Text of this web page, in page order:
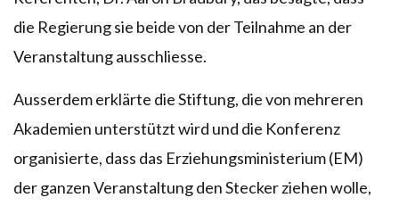
die Regierung sie beide von der Teilnahme an der
Veranstaltung ausschliesse.
Ausserdem erklärte die Stiftung, die von mehreren
Akademien unterstützt wird und die Konferenz
organisierte, dass das Erziehungsministerium (EM)
der ganzen Veranstaltung den Stecker ziehen wolle,